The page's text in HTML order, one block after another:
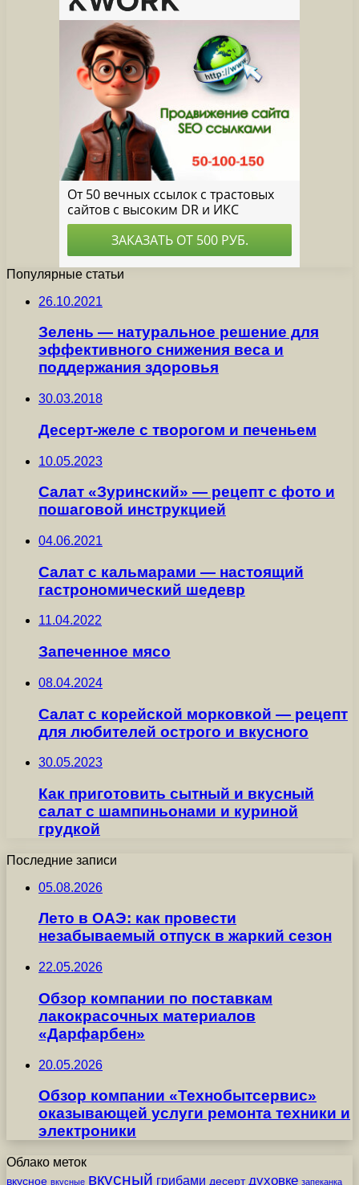
Популярные статьи
26.10.2021
Зелень — натуральное решение для
эффективного снижения веса и
поддержания здоровья
30.03.2018
Десерт-желе с творогом и печеньем
10.05.2023
Салат «Зуринский» — рецепт с фото и
пошаговой инструкцией
04.06.2021
Салат с кальмарами — настоящий
гастрономический шедевр
11.04.2022
Запеченное мясо
08.04.2024
Салат с корейской морковкой — рецепт
для любителей острого и вкусного
30.05.2023
Как приготовить сытный и вкусный
салат с шампиньонами и куриной
грудкой
Последние записи
05.08.2026
Лето в ОАЭ: как провести
незабываемый отпуск в жаркий сезон
22.05.2026
Обзор компании по поставкам
лакокрасочных материалов
«Дарфарбен»
20.05.2026
Обзор компании «Технобытсервис»
оказывающей услуги ремонта техники и
электроники
Облако меток
вкусное вкусные вкусный грибами десерт духовке запеканка